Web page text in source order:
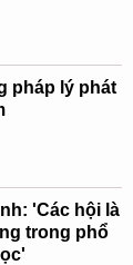
pháp lý phát
'Các hội là
trong phổ